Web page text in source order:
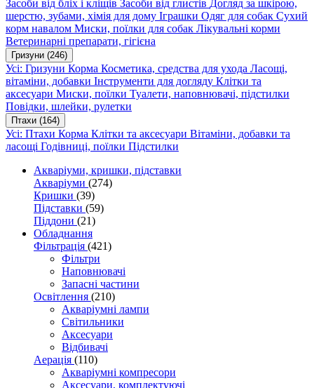
Засоби від бліх і кліщів Засоби від глистів Догляд за шкірою,
шерстю, зубами, хімія для дому Іграшки Одяг для собак Сухий
корм навалом Миски, поїлки для собак Лікувальні корми
Ветеринарні препарати, гігієна
Гризуни (246)
Усі: Гризуни Корма Косметика, средства для ухода Ласощі,
вітаміни, добавки Інструменти для догляду Клітки та
аксесуари Миски, поїлки Туалети, наповнювачі, підстилки
Повідки, шлейки, рулетки
Птахи (164)
Усі: Птахи Корма Клітки та аксесуари Вітаміни, добавки та
ласощі Годівниці, поїлки Підстилки
Акваріуми, кришки, підставки
Акваріуми (274)
Кришки (39)
Підставки (59)
Піддони (21)
Обладнання
Фільтрація (421)
Фільтри
Наповнювачі
Запасні частини
Освітлення (210)
Акваріумні лампи
Світильники
Аксесуари
Відбивачі
Аерація (110)
Акваріумні компресори
Аксесуари, комплектуючі